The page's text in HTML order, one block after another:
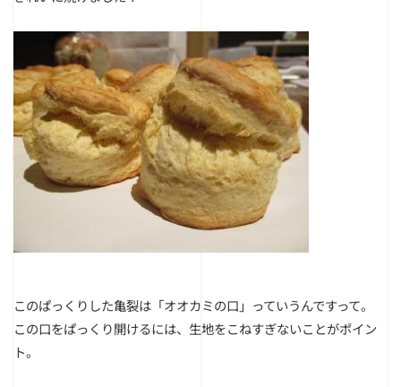
このぱっくりした亀裂は「オオカミの口」っていうんですって。
この口をぱっくり開けるには、生地をこねすぎないことがポイン
ト。